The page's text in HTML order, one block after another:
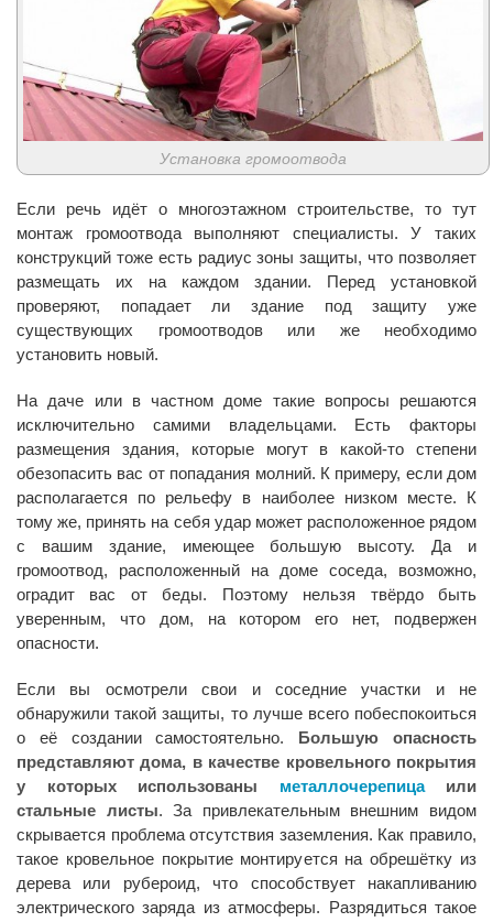
Установка громоотвода
Если речь идёт о многоэтажном строительстве, то тут
монтаж громоотвода выполняют специалисты. У таких
конструкций тоже есть радиус зоны защиты, что позволяет
размещать их на каждом здании. Перед установкой
проверяют, попадает ли здание под защиту уже
существующих громоотводов или же необходимо
установить новый.
На даче или в частном доме такие вопросы решаются
исключительно самими владельцами. Есть факторы
размещения здания, которые могут в какой-то степени
обезопасить вас от попадания молний. К примеру, если дом
располагается по рельефу в наиболее низком месте. К
тому же, принять на себя удар может расположенное рядом
с вашим здание, имеющее большую высоту. Да и
громоотвод, расположенный на доме соседа, возможно,
оградит вас от беды. Поэтому нельзя твёрдо быть
уверенным, что дом, на котором его нет, подвержен
опасности.
Если вы осмотрели свои и соседние участки и не
обнаружили такой защиты, то лучше всего побеспокоиться
о её создании самостоятельно. Большую опасность
представляют дома, в качестве кровельного покрытия
у которых использованы металлочерепицаили
стальные листы. За привлекательным внешним видом
скрывается проблема отсутствия заземления. Как правило,
такое кровельное покрытие монтируется на обрешётку из
дерева или рубероид, что способствует накапливанию
электрического заряда из атмосферы. Разрядиться такое